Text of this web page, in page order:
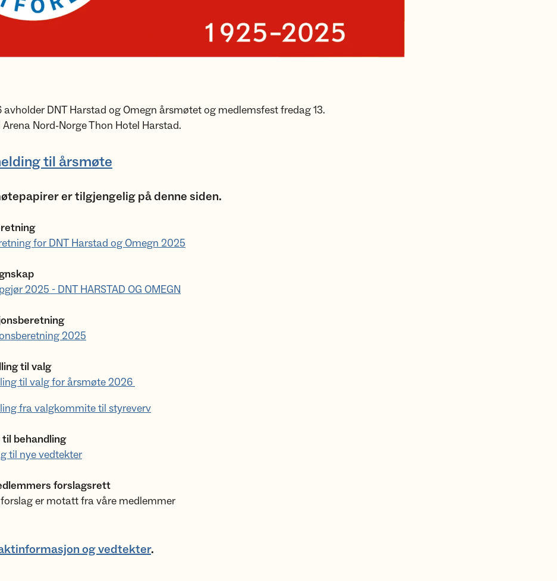
avholder DNT Harstad og Omegn årsmøtet og medlemsfest fredag 13.
Arena Nord-Norge Thon Hotel Harstad.
til årsmøte
er tilgjengelig på denne siden.
for DNT Harstad og Omegn 2025
2025 - DNT HARSTAD OG OMEGN
2025
til valg
til valg for årsmøte 2026
fra valgkommite til styreverv
til behandling
til nye vedtekter
forslagsrett
er motatt fra våre medlemmer
og vedtekter.